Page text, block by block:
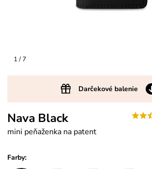
1/ 7
Darčekové balenie
Nava Black
mini peňaženka na patent
Farby: